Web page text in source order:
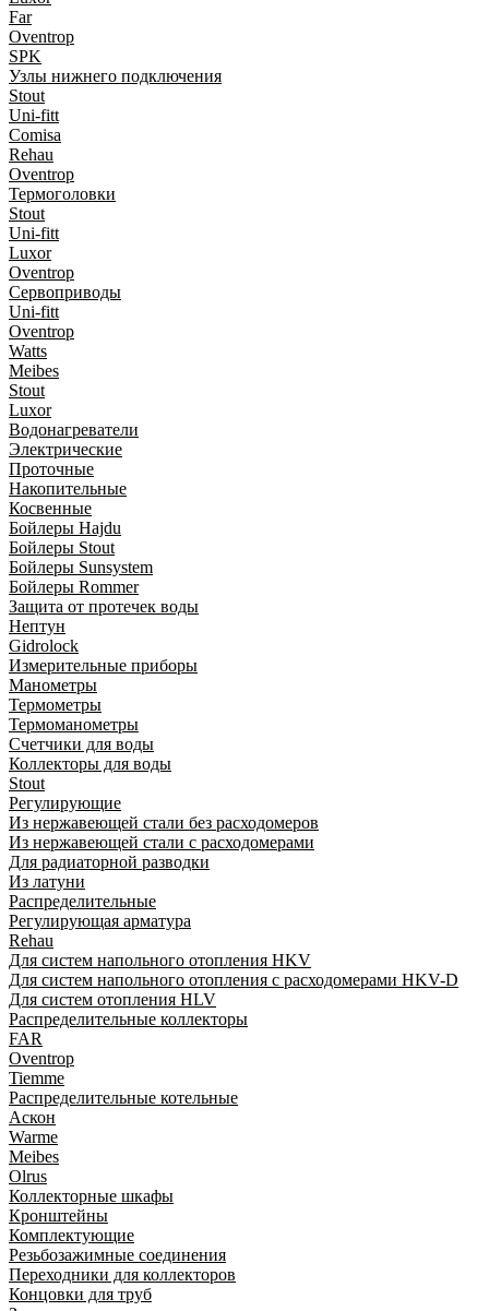
Far
Oventrop
SPK
Узлы нижнего подключения
Stout
Uni-fitt
Comisa
Rehau
Oventrop
Термоголовки
Stout
Uni-fitt
Luxor
Oventrop
Сервоприводы
Uni-fitt
Oventrop
Watts
Meibes
Stout
Luxor
Водонагреватели
Электрические
Проточные
Накопительные
Косвенные
Бойлеры Hajdu
Бойлеры Stout
Бойлеры Sunsystem
Бойлеры Rommer
Защита от протечек воды
Нептун
Gidrolock
Измерительные приборы
Манометры
Термометры
Термоманометры
Счетчики для воды
Коллекторы для воды
Stout
Регулирующие
Из нержавеющей стали без расходомеров
Из нержавеющей стали с расходомерами
Для радиаторной разводки
Из латуни
Распределительные
Регулирующая арматура
Rehau
Для систем напольного отопления HKV
Для систем напольного отопления с расходомерами HKV-D
Для систем отопления HLV
Распределительные коллекторы
FAR
Oventrop
Tiemme
Распределительные котельные
Аскон
Warme
Meibes
Olrus
Коллекторные шкафы
Кронштейны
Комплектующие
Резьбозажимные соединения
Переходники для коллекторов
Концовки для труб